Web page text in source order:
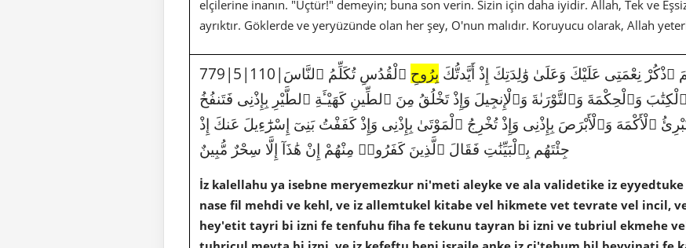
elçilerine inanın. "Üçtür!" demeyin; buna son verin. Sizin için daha iyidir. Allah, Tek ve
ayrıktır. Göklerde ve yeryüzünde olan her şey, O'nun malıdır. Koruyucu olarak, Allah
مَرْيَمَ ٱذْكُرْ نِعْمَتِى عَلَيْكَ وَعَلَىٰ وَٰلِدَتِكَ إِذْ أَيَّدتُّكَ بِرُوحِ ٱلْقُدُسِ تُكَلِّمُ ٱلنَّاسَ
وَٱلْحِكْمَةَ وَٱلتَّوْرَىٰةَ وَٱلْإِنجِيلَ وَإِذْ تَخْلُقُ مِنَ ٱلطِّينِ كَهَيْـَٔةِ ٱلطَّيْرِ بِإِذْنِى فَتَنفُخُ
ٱلْأَكْمَهَ وَٱلْأَبْرَصَ بِإِذْنِى وَإِذْ تُخْرِجُ ٱلْمَوْتَىٰ بِإِذْنِى وَإِذْ كَفَفْتُ بَنِىٓ إِسْرَٰٓءِيلَ عَنكَ إِذْ
جِئْتَهُم بِٱلْبَيِّنَٰتِ فَقَالَ ٱلَّذِينَ كَفَرُوا۟ مِنْهُمْ إِنْ هَٰذَآ إِلَّا سِحْرٌ مُّبِينٌ
İz kalellahu ya isebne meryemezkur ni'meti aleyke ve ala validetike iz
nase fil mehdi ve kehl, ve iz allemtukel kitabe vel hikmete vet tevrate vel incil,
hey'etit tayri bi izni fe tenfuhu fiha fe tekunu tayran bi izni ve tubriul ekmehe